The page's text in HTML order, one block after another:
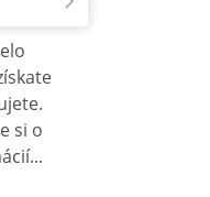
si o